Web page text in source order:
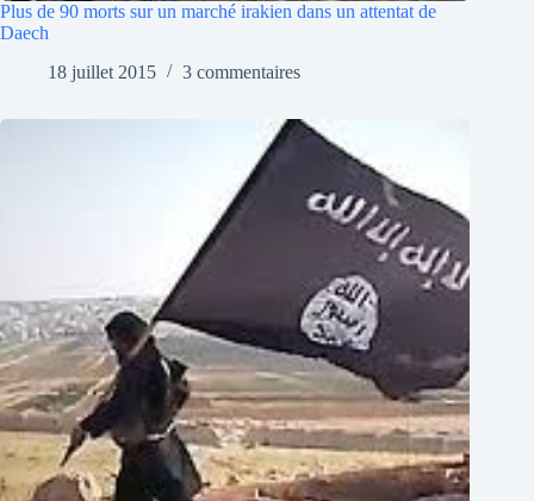
Plus de 90 morts sur un marché irakien dans un attentat de
Daech
18 juillet 2015
3 commentaires